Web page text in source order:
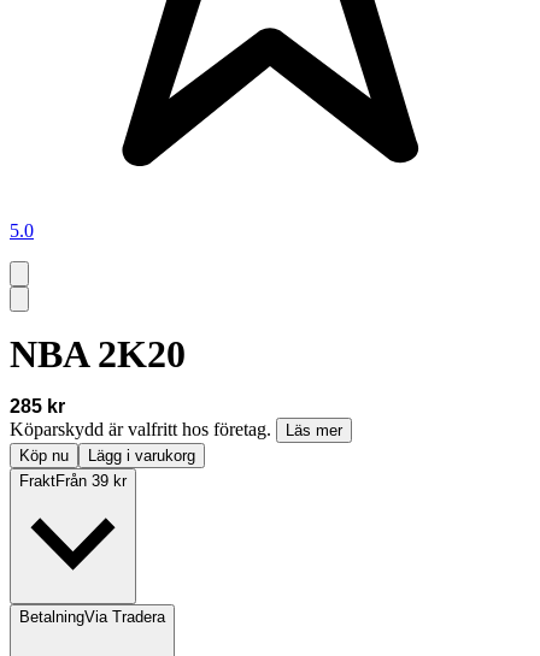
5.0
NBA 2K20
285 kr
Köparskydd är valfritt hos företag.
Läs mer
Köp nu
Lägg i varukorg
FraktFrån 39 kr
BetalningVia Tradera